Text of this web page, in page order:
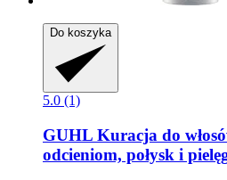
Do koszyka
5.0 (1)
GUHL Kuracja do
odcieniom, połysk i